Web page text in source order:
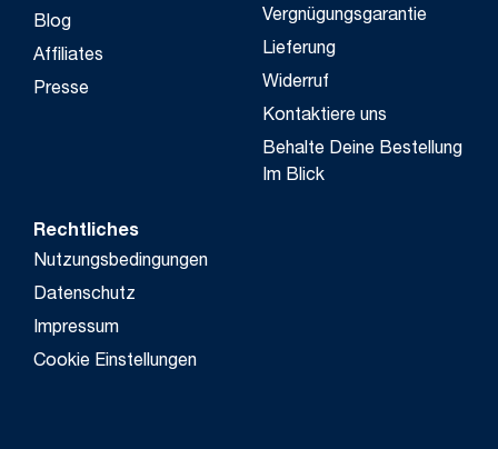
Blog
Affiliates
Presse
Vergnügungsgarantie
Lieferung
Widerruf
Kontaktiere uns
Behalte Deine Bestellung
Im Blick
Rechtliches
Nutzungsbedingungen
Datenschutz
Impressum
Cookie Einstellungen